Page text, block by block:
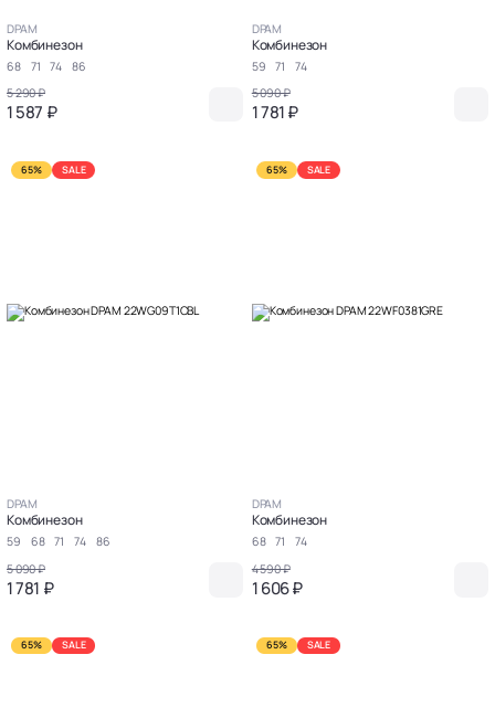
DPAM
Комбинезон
68 71 74
86
5 290 ₽
1 587 ₽
DPAM
Комбинезон
59 71
74
5 090 ₽
1 781 ₽
65% SALE
DPAM
Комбинезон
59 68 71 74
86
5 090 ₽
1 781 ₽
65% SALE
DPAM
Комбинезон
68 71
74
4 590 ₽
1 606 ₽
65% SALE 65% SALE